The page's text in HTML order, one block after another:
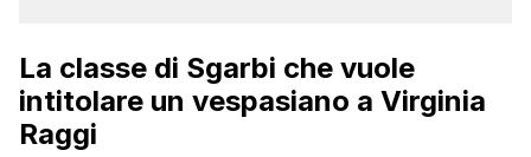
La classe di Sgarbi che vuole
intitolare un vespasiano a Virginia
Raggi